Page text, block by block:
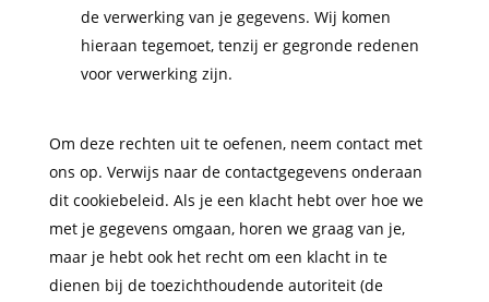
de verwerking van je gegevens. Wij komen
hieraan tegemoet, tenzij er gegronde redenen
voor verwerking zijn.
Om deze rechten uit te oefenen, neem contact met
ons op. Verwijs naar de contactgegevens onderaan
dit cookiebeleid. Als je een klacht hebt over hoe we
met je gegevens omgaan, horen we graag van je,
maar je hebt ook het recht om een klacht in te
dienen bij de toezichthoudende autoriteit (de